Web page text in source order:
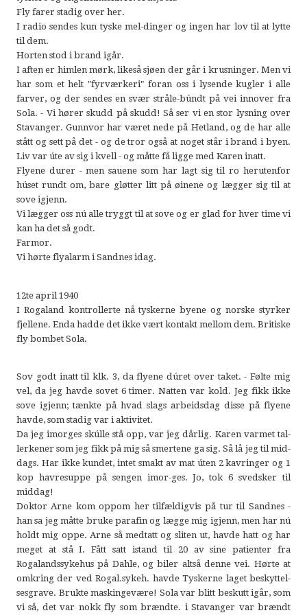
Fly farer stadig over her.
I radio sendes kun tyske mel-dinger og ingen har lov til at lytte
til dem.
Horten stod i brand igår.
I aften er himlen mørk, likeså sjøen der går i krusninger. Men vi
har som et helt "fyrværkeri" foran oss i lysende kugler i alle
farver, og der sendes en svær stråle-búndt på vei innover fra
Sola. - Vi hører skudd på skudd! Så ser vi en stor lysning over
Stavanger. Gunnvor har været nede på Hetland, og de har alle
stått og sett på det - og de tror også at noget står i brand i byen.
Liv var úte av sig i kvell - og måtte få ligge med Karen inatt.
Flyene durer - men sauene som har lagt sig til ro herutenfor
húset rundt om, bare gløtter litt på øinene og lægger sig til at
sove igjenn.
Vi lægger oss nú alle tryggt til at sove og er glad for hver time vi
kan ha det så godt.
Farmor.
Vi hørte flyalarm i Sandnes idag.
12te april 1940
I Rogaland kontrollerte nå tyskerne byene og norske styrker
fjellene. Enda hadde det ikke vært kontakt mellom dem. Britiske
fly bombet Sola.
Sov godt inatt til klk. 3, da flyene dúret over taket. - Følte mig
vel, da jeg havde sovet 6 timer. Natten var kold. Jeg fikk ikke
sove igjenn; tænkte på hvad slags arbeidsdag disse på flyene
havde, som stadig var i aktivitet.
Da jeg imorges skúlle stå opp, var jeg dårlig. Karen varmet tal-
lerkener som jeg fikk på mig så smertene ga sig. Så lå jeg til mid-
dags. Har ikke kundet, intet smakt av mat úten 2 kavringer og 1
kop havresuppe på sengen imor-ges. Jo, tok 6 svedsker til
middag!
Doktor Arne kom oppom her tilfældigvis på tur til Sandnes -
han sa jeg måtte bruke parafin og lægge mig igjenn, men har nú
holdt mig oppe. Arne så medtatt og sliten ut, havde hatt og har
meget at stå I. Fått satt istand til 20 av sine patienter fra
Rogalandssykehus på Dahle, og biler altså denne vei. Hørte at
omkring der ved Rogal.sykeh. havde Tyskerne laget beskyttel-
sesgrave. Brukte maskingevære! Sola var blitt beskutt igår, som
vi så, det var nokk fly som brændte. i Stavanger var brændt